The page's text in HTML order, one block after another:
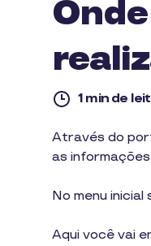
1 min de
1
de
Através do
as
No menu
Aqui você vai